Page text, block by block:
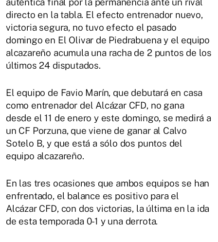
directo en la tabla. El efecto entrenador nuevo,
victoria segura, no tuvo efecto el pasado
domingo en El Olivar de Piedrabuena y el equipo
alcazareño acumula una racha de 2 puntos de los
últimos 24 disputados.
El equipo de Favio Marín, que debutará en casa
como entrenador del Alcázar CFD, no gana
desde el 11 de enero y este domingo, se medirá a
un CF Porzuna, que viene de ganar al Calvo
Sotelo B, y que está a sólo dos puntos del
equipo alcazareño.
En las tres ocasiones que ambos equipos se han
enfrentado, el balance es positivo para el
Alcázar CFD, con dos victorias, la última en la ida
de esta temporada 0-1 y una derrota.